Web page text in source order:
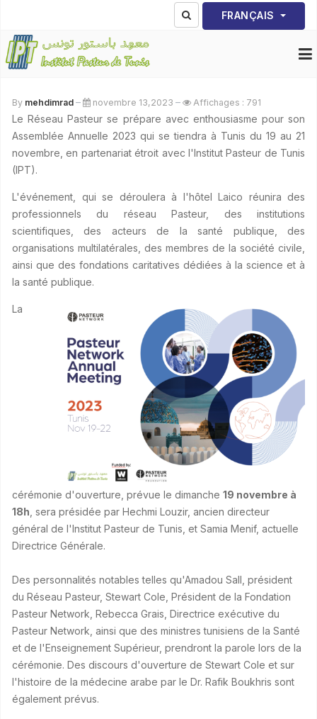
Sélectionnez votre
FRANÇAIS
By mehdimrad novembre 13,2023 Affichages : 791
Le Réseau Pasteur se prépare avec enthousiasme pour son
Assemblée Annuelle 2023 qui se tiendra à Tunis du 19 au 21
novembre, en partenariat étroit avec l'Institut Pasteur de Tunis
(IPT).
L'événement, qui se déroulera à l'hôtel Laico réunira des
professionnels du réseau Pasteur, des institutions
scientifiques, des acteurs de la santé publique, des
organisations multilatérales, des membres de la société civile,
ainsi que des fondations caritatives dédiées à la science et à
la santé publique.
La
cérémonie d'ouverture, prévue le dimanche 19 novembre à
18h , sera présidée par Hechmi Louzir, ancien directeur
général de l'Institut Pasteur de Tunis, et Samia Menif, actuelle
Directrice Générale.
Des personnalités notables telles qu'Amadou Sall, président
du Réseau Pasteur, Stewart Cole, Président de la Fondation
Pasteur Network, Rebecca Grais, Directrice exécutive du
Pasteur Network, ainsi que des ministres tunisiens de la Santé
et de l'Enseignement Supérieur, prendront la parole lors de la
cérémonie. Des discours d'ouverture de Stewart Cole et sur
l'histoire de la médecine arabe par le Dr. Rafik Boukhris sont
également prévus.